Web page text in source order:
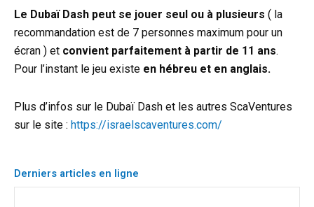
Le Dubaï Dash peut se jouer seul ou à plusieurs ( la
recommandation est de 7 personnes maximum pour un
écran ) et convient parfaitement à partir de 11 ans.
Pour l’instant le jeu existe en hébreu et en anglais.
Plus d’infos sur le Dubaï Dash et les autres ScaVentures
sur le site : https://israelscaventures.com/
Derniers articles en ligne